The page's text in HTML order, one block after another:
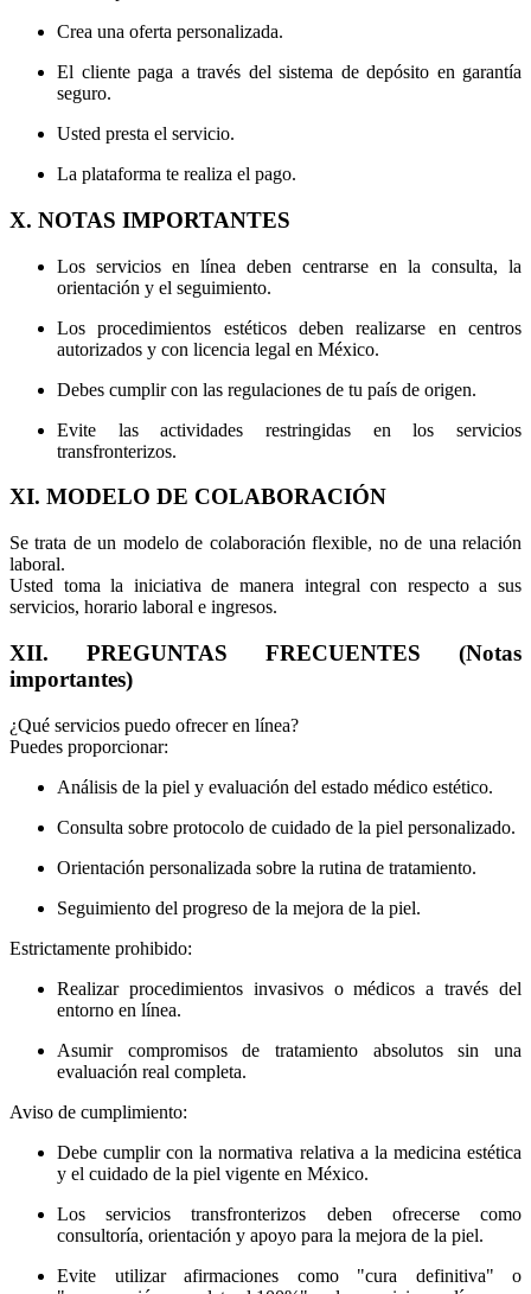
Crea una oferta personalizada.
El cliente paga a través del sistema de depósito en garantía
seguro.
Usted presta el servicio.
La plataforma te realiza el pago.
X. NOTAS IMPORTANTES
Los servicios en línea deben centrarse en la consulta, la
orientación y el seguimiento.
Los procedimientos estéticos deben realizarse en centros
autorizados y con licencia legal en México.
Debes cumplir con las regulaciones de tu país de origen.
Evite las actividades restringidas en los servicios
transfronterizos.
XI. MODELO DE COLABORACIÓN
Se trata de un modelo de colaboración flexible, no de una relación
laboral.
Usted toma la iniciativa de manera integral con respecto a sus
servicios, horario laboral e ingresos.
XII. PREGUNTAS FRECUENTES (Notas
importantes)
¿Qué servicios puedo ofrecer en línea?
Puedes proporcionar:
Análisis de la piel y evaluación del estado médico estético.
Consulta sobre protocolo de cuidado de la piel personalizado.
Orientación personalizada sobre la rutina de tratamiento.
Seguimiento del progreso de la mejora de la piel.
Estrictamente prohibido:
Realizar procedimientos invasivos o médicos a través del
entorno en línea.
Asumir compromisos de tratamiento absolutos sin una
evaluación real completa.
Aviso de cumplimiento:
Debe cumplir con la normativa relativa a la medicina estética
y el cuidado de la piel vigente en México.
Los servicios transfronterizos deben ofrecerse como
consultoría, orientación y apoyo para la mejora de la piel.
Evite utilizar afirmaciones como "cura definitiva" o